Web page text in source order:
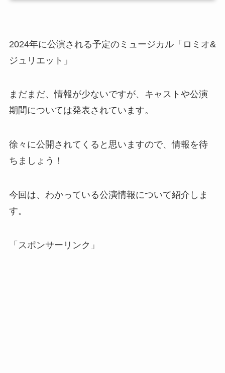
2024年に公演される予定のミュージカル「ロミオ&
ジュリエット」
まだまだ、情報が少ないですが、キャストや公演
期間については発表されています。
徐々に公開されてくると思いますので、情報を待
ちましょう！
今回は、わかっている公演情報について紹介しま
す。
「スポンサーリンク」